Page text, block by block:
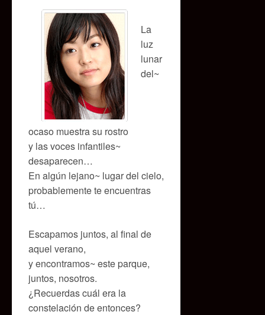
La
luz
lunar
del~
ocaso muestra su rostro
y las voces infantiles~
desaparecen…
En algún lejano~ lugar del cielo,
probablemente te encuentras
tú…
Escapamos juntos, al final de
aquel verano,
y encontramos~ este parque,
juntos, nosotros.
¿Recuerdas cuál era la
constelación de entonces?